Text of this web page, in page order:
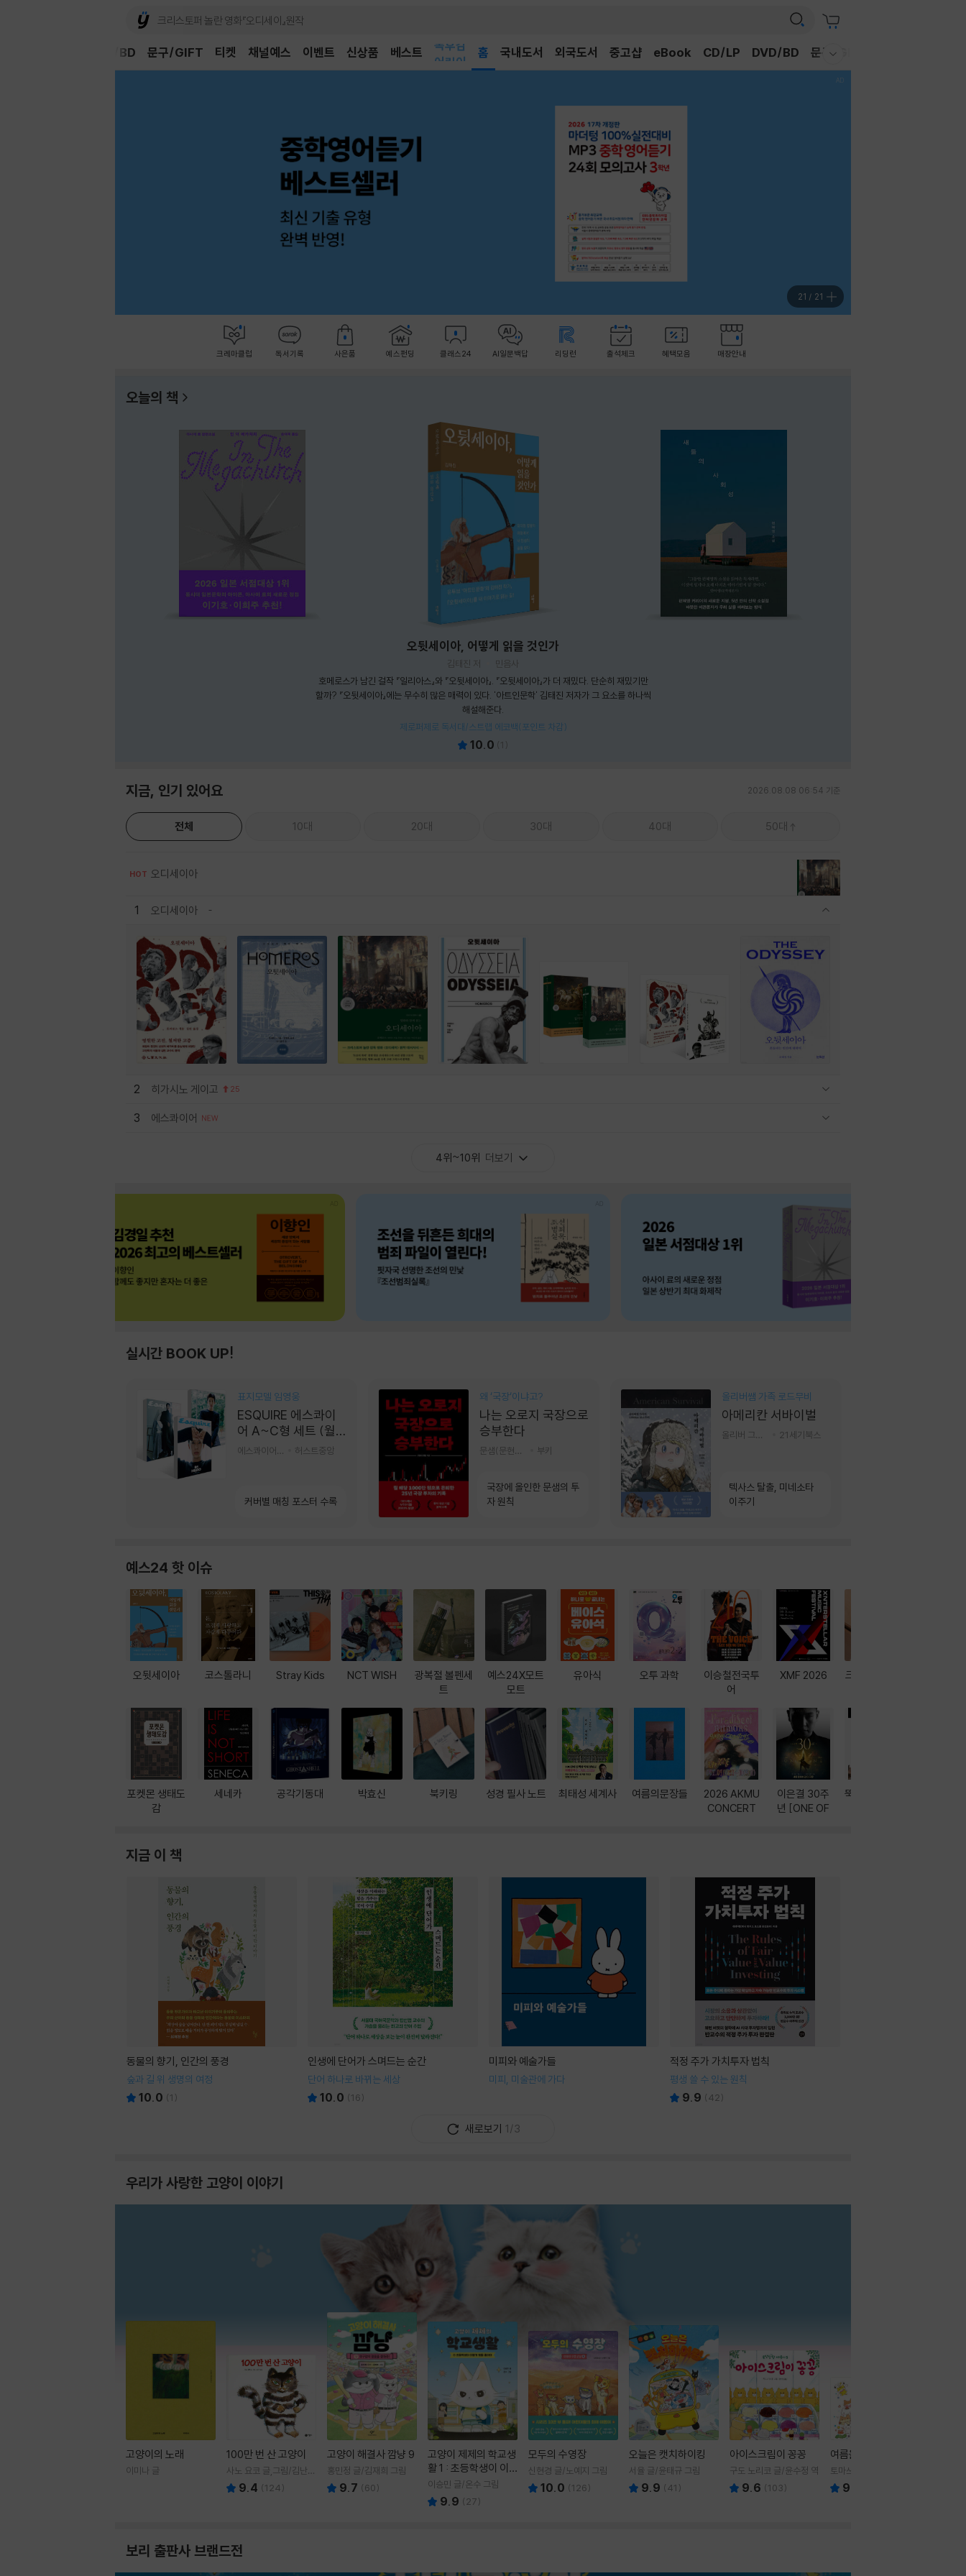
채널예스 이벤트 신상품 베스트
어린이
독후감
홈 국내도서 외국도서 중고샵 eBook CD/LP DVD/BD 문구/GIFT
DVD/BD 문구/GIFT 티켓
21 / 21
크레마클럽 독서기록 사은품 예스펀딩 클래스24 AI일문백답 리딩런 출석체크 혜택모음 매장안내
오늘의 책
오뒷세이아, 어떻게 읽을 것인가
김태진 저
민음사
호메로스가 남긴 걸작 『일리아스』와 『오뒷세이아』. 『오뒷세이아』가 더 재밌다. 단순히 재밌기만
할까? 『오뒷세이아』에는 무수히 많은 매력이 있다. '아트인문학' 김태진 저자가 그 요소를 하나씩
해설해준다.
제로퍼제로 독서대/스트랩 에코백(포인트 차감)
10.0 (1 )
지금, 인기 있어요 2026.08.08 06:54 기준
전체 10대 20대 30대 40대 50대
HOT 오디세이아
1 오디세이아
2 히가시노 게이고 25
3 에스콰이어
4위~10위 더보기
실시간 BOOK UP!
표지모델 임영웅
ESQUIRE 에스콰이
어 A~C형 세트 (월
간) : 9월 [2026]
허스트중앙
커버별 매칭 포스터 수록
왜 ‘국장‘이냐고?
나는 오로지 국장으로
승부한다
부키
국장에 올인한 문샘의 투
자 원칙
올리버쌤 가족 로드무비
아메리칸 서바이벌
21세기북스
텍사스 탈출, 미네소타
이주기
예스24 핫 이슈
오뒷세이아
포켓몬 생태도
감
코스톨라니
세네카
Stray Kids
공각기동대
NCT WISH
박효신
광복절 볼펜세
트
북키링
예스24X모트
모트
성경 필사 노트
유아식
최태성 세계사
오투 과학
여름의문장들
이승철전국투
어
2026 AKMU
CONCERT
XMF 2026
이은결 30주
년 [ONE OF
크레마 이북 리
뚝딱! AI 3대장
지금 이 책
동물의 향기, 인간의 풍경
숲과 길 위 생명의 여정
10.0 (1 )
인생에 단어가 스며드는 순간
단어 하나로 바뀌는 세상
10.0 (16)
미피와 예술가들
미피, 미술관에 가다
적정 주가 가치투자 법칙
평생 쓸 수 있는 원칙
9.9 (42)
새로보기 1/3
우리가 사랑한 고양이 이야기
고양이의 노래
이미나 글
100만 번 산 고양이
사노 요코 글,그림/김난주
역 9.4 (124)
고양이 해결사 깜냥 9
홍민정 글/김재희 그림
9.7 (60)
고양이 제제의 학교생
활 1 : 초등학생이 이
렇게 힘들 줄이야
이승민 글/온수 그림
9.9 ( 27)
모두의 수영장
신현경 글/노예지 그림
10.0 (126)
오늘은 캣치하이킹
서율 글/윤태규 그림
9.9 (41 )
아이스크림이 꽁꽁
구도 노리코 글/윤수정 역
9.6 (103)
여름을 부탁해
토마쓰리 글그림
9.8
보리 출판사 브랜드전